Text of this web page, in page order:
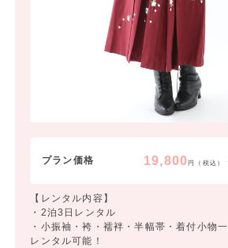
プラン価格 19,800円（税込）
【レンタル内容】
・2泊3日レンタル
・小振袖・袴・襦袢・半幅帯・着付小物
レンタル可能！